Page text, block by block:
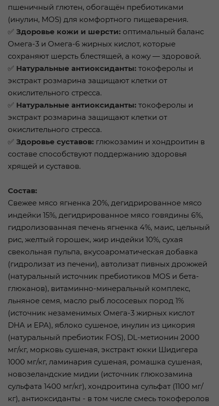
пшеничный глютен, обогащён пребиотиками
(инулин, MOS) для комфортного пищеварения.
✅ Здоровье кожи и шерсти: оптимальный баланс
Омега-3 и Омега-6 жирных кислот, которые
сохраняют шерсть блестящей, а кожу — здоровой.
✅ Натуральные антиоксиданты: токоферолы и
экстракт розмарина защищают клетки от
окислительного стресса.
✅ Натуральные антиоксиданты: токоферолы и
экстракт розмарина защищают клетки от
окислительного стресса.
✅ Здоровье суставов: глюкозамин и хондроитин в
составе способствуют поддержанию здоровья
хрящей и суставов.
Состав:
Свежее мясо ягненка 20%, дегидрированное мясо
индейки 15%, дегидрированное мясо говядины 6%,
гидролизованная печень ягненка 4%, маис, цельный
рис, желтый горошек, жир индейки 10%, сухая
свекольная пульпа, вкусоароматическая добавка
(гидролизат из печени), автолизат пивных дрожжей
(натуральный источник пребиотиков MOS и бета-
глюканов), витаминно-минеральный комплекс,
льняное семя, масло рыб лососевых пород 1%
(источник незаменимых Омега-3 жирных кислот
DHA и EPA), яблоко сушеное, инулин из цикория
(натуральный пребиотик FOS), DL-метионин 2000
мг/кг, морковь сушеная, экстракт юкки Шидигера
1000 мг/кг, ламинария сушеная, ромашка сушеная,
новозеландские мидии (источник глюкозамина
сульфата 1400 мг/кг), хондроитина сульфат (1100 мг/
кг), антиоксиданты - в том числе смесь токоферолов